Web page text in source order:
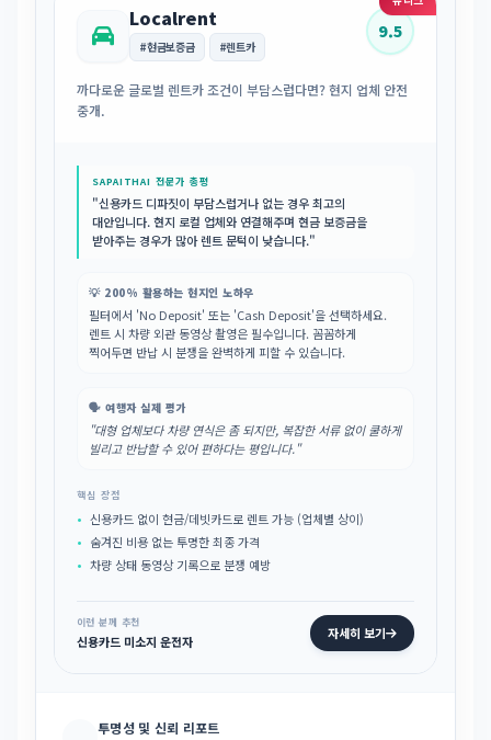
Localrent
#현금보증금 #렌트카
9.5
까다로운 글로벌 렌트카 조건이 부담스럽다면? 현지 업체 안전
중개.
SAPAITHAI 전문가 총평
"신용카드 디파짓이 부담스럽거나 없는 경우 최고의
대안입니다. 현지 로컬 업체와 연결해주며 현금 보증금을
받아주는 경우가 많아 렌트 문턱이 낮습니다."
💡 200% 활용하는 현지인 노하우
필터에서 'No Deposit' 또는 'Cash Deposit'을 선택하세요.
렌트 시 차량 외관 동영상 촬영은 필수입니다. 꼼꼼하게
찍어두면 반납 시 분쟁을 완벽하게 피할 수 있습니다.
🗣️ 여행자 실제 평가
"대형 업체보다 차량 연식은 좀 되지만, 복잡한 서류 없이 쿨하게
빌리고 반납할 수 있어 편하다는 평입니다."
핵심 장점
신용카드 없이 현금/데빗카드로 렌트 가능 (업체별 상이)
숨겨진 비용 없는 투명한 최종 가격
차량 상태 동영상 기록으로 분쟁 예방
이런 분께 추천
신용카드 미소지 운전자 자세히 보기
투명성 및 신뢰 리포트